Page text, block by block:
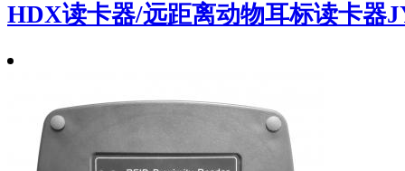
HDX读卡器/远距离动物耳标读卡器